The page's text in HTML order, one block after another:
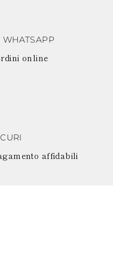
WHATSAPP
online
affidabili